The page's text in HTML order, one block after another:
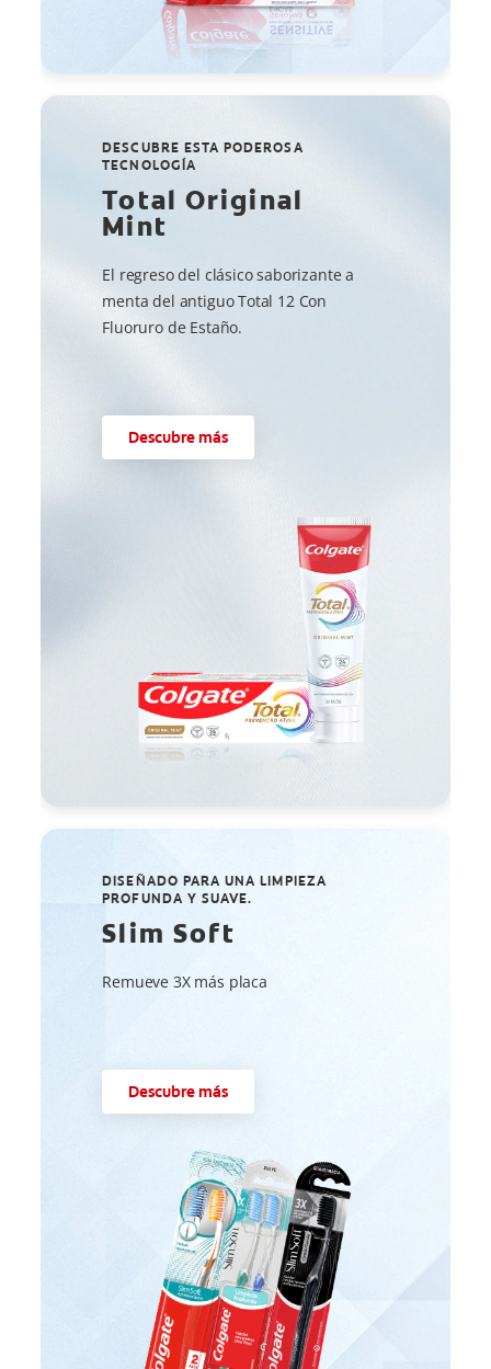
DESCUBRE ESTA PODEROSA
TECNOLOGÍA
Total Original
Mint
El regreso del clásico saborizante a
menta del antiguo Total 12 Con
Fluoruro de Estaño.
Descubre más
DISEÑADO PARA UNA LIMPIEZA
PROFUNDA Y SUAVE.
Slim Soft
Remueve 3X más placa
Descubre más